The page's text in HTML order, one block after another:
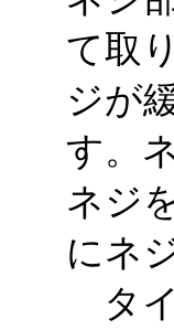
て取
ジが
す。
ネジ
にネ
タイ